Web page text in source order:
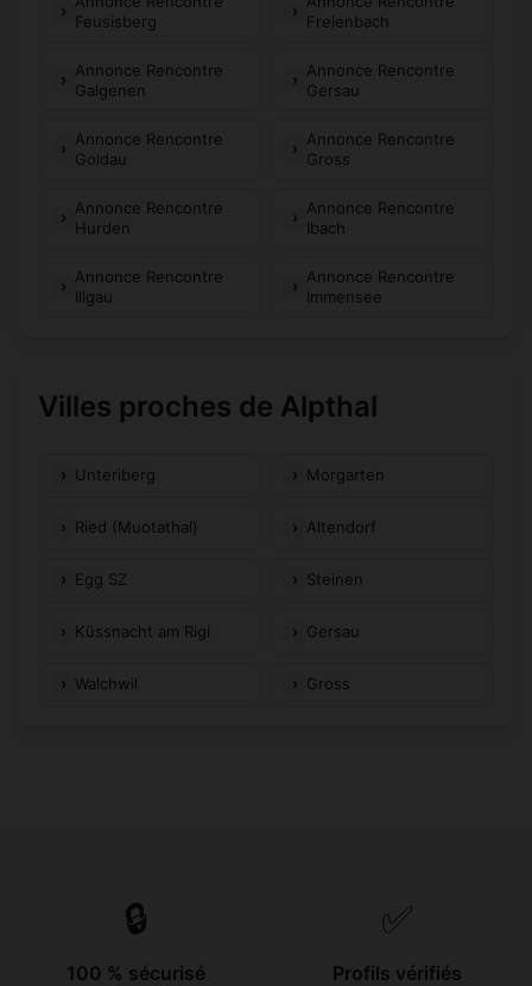
Feusisberg
Freienbach
Annonce Rencontre
Galgenen
Annonce Rencontre
Gersau
Annonce Rencontre
Goldau
Annonce Rencontre
Gross
Annonce Rencontre
Hurden
Annonce Rencontre
Ibach
Annonce Rencontre
Illgau
Annonce Rencontre
Immensee
Villes proches de Alpthal
Unteriberg Morgarten
Ried (Muotathal) Altendorf
Egg SZ Steinen
Küssnacht am Rigi Gersau
Walchwil Gross
🔒
100 % sécurisé
✅
Profils vérifiés